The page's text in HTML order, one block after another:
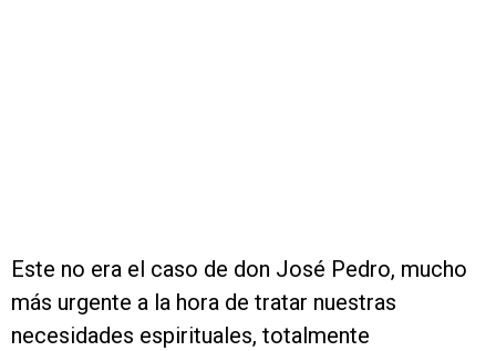
Este no era el caso de don José Pedro, mucho
más urgente a la hora de tratar nuestras
necesidades espirituales, totalmente